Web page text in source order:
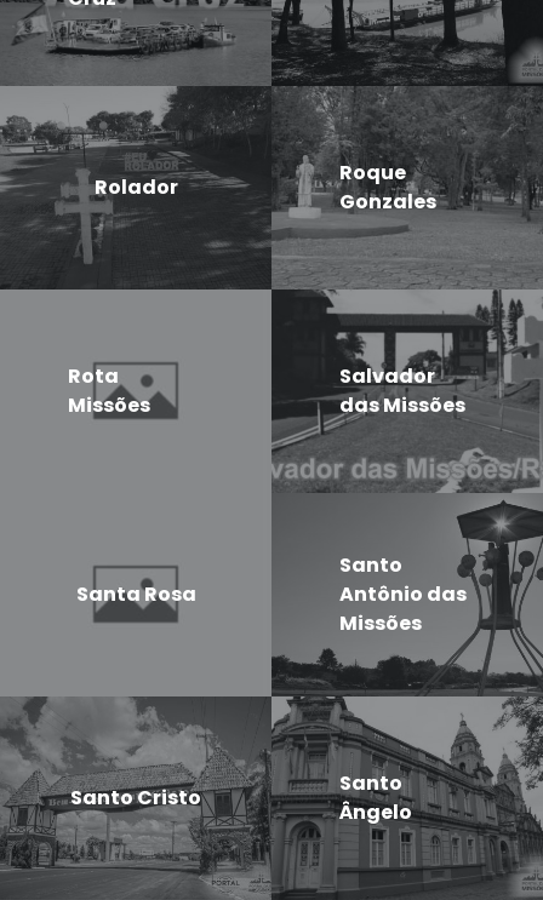
Rolador
Roque
Gonzales
Rota
Missões
Salvador
das Missões
Santa Rosa
Santo
Antônio das
Missões
Santo Cristo
Santo
Ângelo